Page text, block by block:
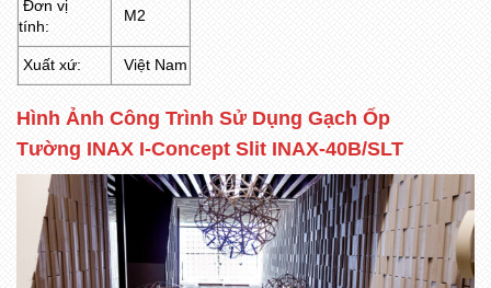
Đơn vị
tính:
M2
Xuất xứ: Việt Nam
Hình Ảnh Công Trình Sử Dụng Gạch Ốp
Tường INAX I-Concept Slit INAX-40B/SLT